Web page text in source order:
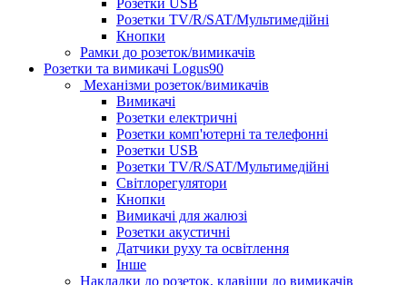
Розетки USB
Розетки TV/R/SAT/Мультимедійні
Кнопки
Рамки до розеток/вимикачів
Розетки та вимикачі Logus90
Механізми розеток/вимикачів
Вимикачі
Розетки електричні
Розетки комп'ютерні та телефонні
Розетки USB
Розетки TV/R/SAT/Мультимедійні
Світлорегулятори
Кнопки
Вимикачі для жалюзі
Розетки акустичні
Датчики руху та освітлення
Інше
Накладки до розеток, клавіши до вимикачів